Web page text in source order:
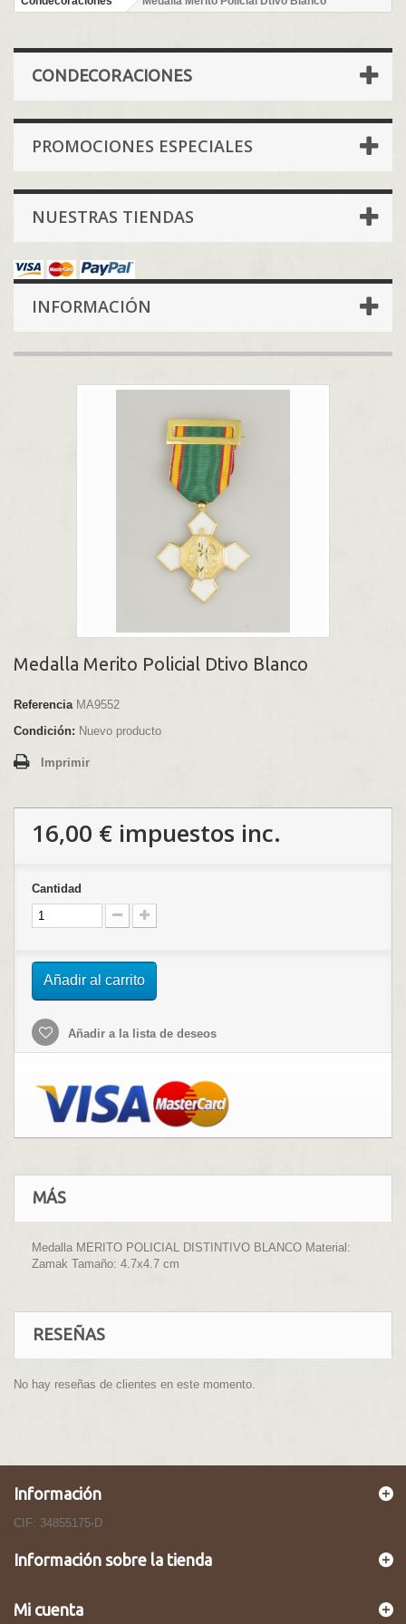
CONDECORACIONES
PROMOCIONES ESPECIALES
NUESTRAS TIENDAS
INFORMACIÓN
Medalla Merito Policial Dtivo Blanco
Referencia MA9552
Condición: Nuevo producto
Imprimir
16,00 € impuestos inc.
Cantidad
Añadir al carrito
Añadir a la lista de deseos
MÁS
Medalla MERITO POLICIAL DISTINTIVO BLANCO Material:
Zamak Tamaño: 4.7x4.7 cm
RESEÑAS
No hay reseñas de clientes en este momento.
Información
CIF: 34855175-D
Información sobre la tienda
Mi cuenta